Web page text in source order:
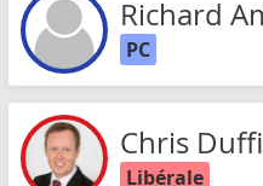
Richard
PC
Chris
Libérale